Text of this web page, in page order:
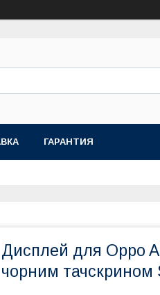
ГАРАНТИЯ
Дисплей для Oppo
чорним тачскрином